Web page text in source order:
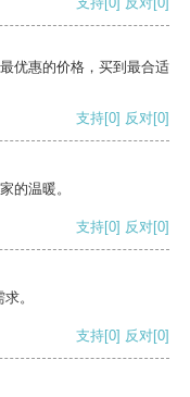
优惠的价格，买到最合适
支持[0] 反对[0]
的温暖。
支持[0] 反对[0]
。
支持[0] 反对[0]